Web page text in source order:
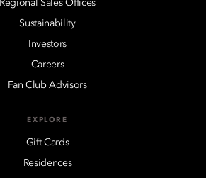
Regional Sales Offices
Sustainability
Investors
Careers
Fan Club Advisors
EXPLORE
Gift Cards
Residences